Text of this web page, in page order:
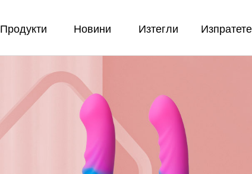
Продукти Новини Изтегли